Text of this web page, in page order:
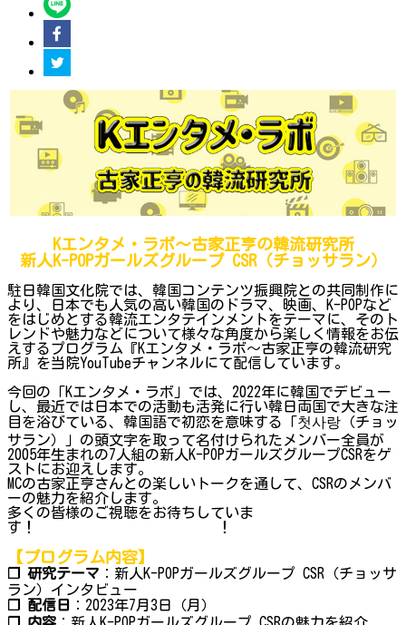
Kエンタメ・ラボ～古家正亨の韓流研究所
新人K-POPガールズグループ CSR（チョッサラン）
駐日韓国文化院では、韓国コンテンツ振興院との共同制作に
より、日本でも人気の高い韓国のドラマ、映画、K-POPなど
をはじめとする韓流エンタテインメントをテーマに、そのト
レンドや魅力などについて様々な角度から楽しく情報をお伝
えするプログラム『Kエンタメ・ラボ～古家正亨の韓流研究
所』を当院YouTubeチャンネルにて配信しています。
今回の「Kエンタメ・ラボ」では、2022年に韓国でデビュー
し、最近では日本での活動も活発に行い韓日両国で大きな注
目を浴びている、韓国語で初恋を意味する「첫사랑（チョッ
サラン）」の頭文字を取って名付けられたメンバー全員が
2005年生まれの7人組の新人K-POPガールズグループCSRをゲ
ストにお迎えします。
MCの古家正亨さんとの楽しいトークを通して、CSRのメンバ
ーの魅力を紹介します。
多くの皆様のご視聴をお待ちしていま
す！ ！
【プログラム内容】
❐ 研究テーマ ：新人K-POPガールズグループ CSR（チョッサ
ラン）インタビュー
❐ 配信日
：2023年7月3日（月）